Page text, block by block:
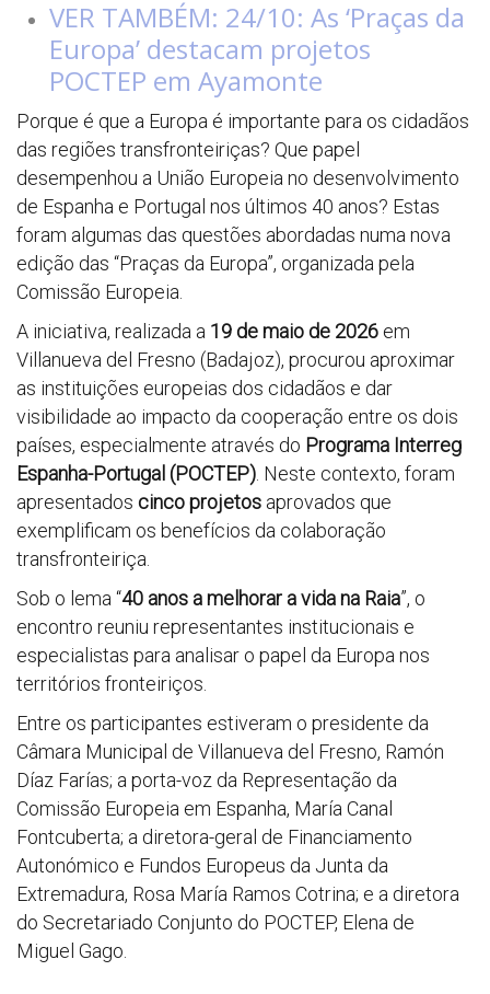
VER TAMBÉM: 24/10: As ‘Praças da
Europa’ destacam projetos
POCTEP em Ayamonte
Porque é que a Europa é importante para os cidadãos
das regiões transfronteiriças? Que papel
desempenhou a União Europeia no desenvolvimento
de Espanha e Portugal nos últimos 40 anos? Estas
foram algumas das questões abordadas numa nova
edição das “Praças da Europa”, organizada pela
Comissão Europeia.
A iniciativa, realizada a 19 de maio de 2026em
Villanueva del Fresno (Badajoz), procurou aproximar
as instituições europeias dos cidadãos e dar
visibilidade ao impacto da cooperação entre os dois
países, especialmente através do Programa Interreg
Espanha-Portugal (POCTEP) . Neste contexto, foram
apresentados cinco projetos aprovados que
exemplificam os benefícios da colaboração
transfronteiriça.
Sob o lema “40 anos a melhorar a vida na Raia”, o
encontro reuniu representantes institucionais e
especialistas para analisar o papel da Europa nos
territórios fronteiriços.
Entre os participantes estiveram o presidente da
Câmara Municipal de Villanueva del Fresno, Ramón
Díaz Farías; a porta-voz da Representação da
Comissão Europeia em Espanha, María Canal
Fontcuberta; a diretora-geral de Financiamento
Autonómico e Fundos Europeus da Junta da
Extremadura, Rosa María Ramos Cotrina; e a diretora
do Secretariado Conjunto do POCTEP, Elena de
Miguel Gago.